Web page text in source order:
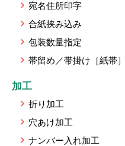
宛名住所印字
合紙挟み込み
包装数量指定
帯留め／帯掛け［紙帯
加工
折り加工
穴あけ加工
ナンバー入れ加工